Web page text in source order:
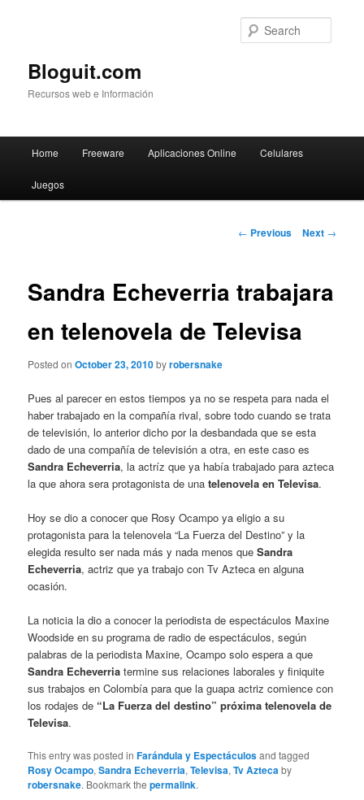
Bloguit.com
Recursos web e Información
Skip
to
Home Freeware Aplicaciones Online Celulares
Juegos
Post
← Previous Next →
Sandra Echeverria trabajara
en telenovela de Televisa
Posted onOctober 23, 2010byrobersnake
Pues al parecer en estos tiempos ya no se respeta para nada el
haber trabajado en la compañía rival, sobre todo cuando se trata
de televisión, lo anterior dicho por la desbandada que se esta
dado de una compañía de televisión a otra, en este caso es
Sandra Echeverria, la actríz que ya había trabajado para azteca
la que ahora sera protagonista de unatelenovela en Televisa.
Hoy se dio a conocer que Rosy Ocampo ya eligio a su
protagonista para la telenovela “La Fuerza del Destino” y la
elegida resulto ser nada más y nada menos queSandra
Echeverria, actriz que ya trabajo con Tv Azteca en alguna
ocasión.
La noticia la dio a conocer la periodista de espectáculos Maxine
Woodside en su programa de radio de espectáculos, según
palabras de la periodista Maxine, Ocampo solo espera a que
Sandra Echeverria termine sus relaciones laborales y finiquite
sus trabajos en Colombía para que la guapa actriz comience con
los rodajes de “La Fuerza del destino” próxima telenovela de
Televisa.
This entry was posted inFarándula y Espectáculosand tagged
Rosy Ocampo,Sandra Echeverria,Televisa,Tv Aztecaby
robersnake. Bookmark thepermalink.